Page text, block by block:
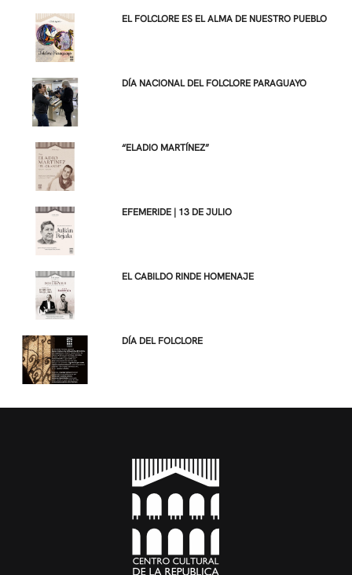
EL FOLCLORE ES EL ALMA DE NUESTRO PUEBLO
DÍA NACIONAL DEL FOLCLORE PARAGUAYO
“ELADIO MARTÍNEZ”
EFEMERIDE | 13 DE JULIO
EL CABILDO RINDE HOMENAJE
DÍA DEL FOLCLORE